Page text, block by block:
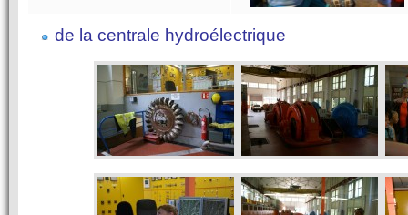
de la centrale hydroélectrique